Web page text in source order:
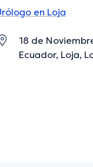
en Loja
18 de
Ecuador, Loja,